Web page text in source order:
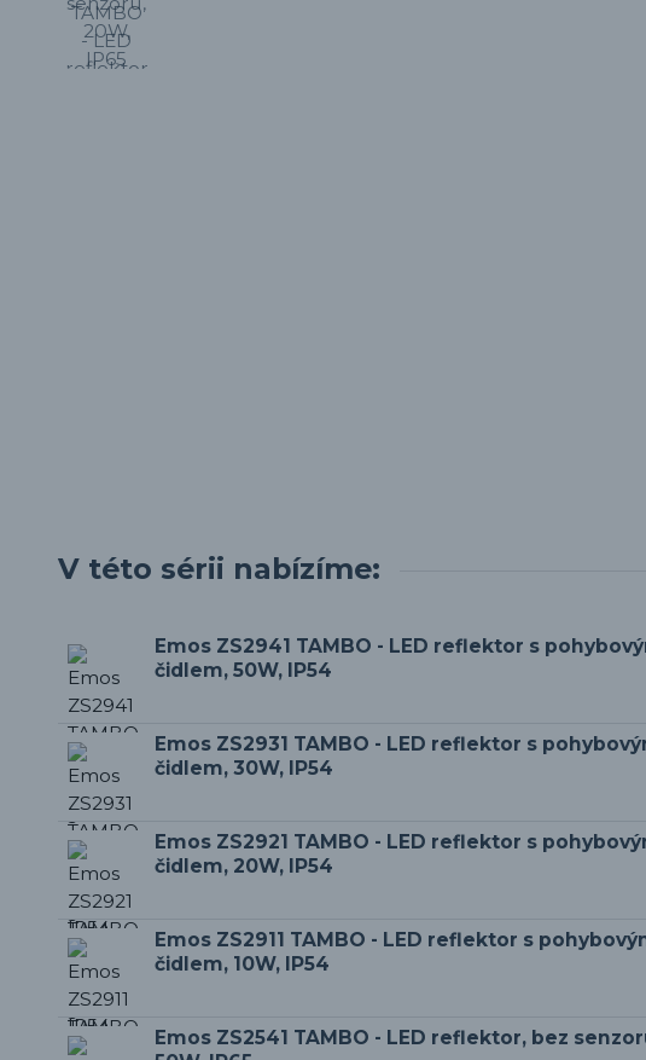
V této sérii nabízíme:
Emos ZS2941 TAMBO - LED reflektor s
čidlem, 50W, IP54
Emos ZS2931 TAMBO - LED reflektor s
čidlem, 30W, IP54
Emos ZS2921 TAMBO - LED reflektor s
čidlem, 20W, IP54
Emos ZS2911 TAMBO - LED reflektor s
čidlem, 10W, IP54
Emos ZS2541 TAMBO - LED reflektor, bez